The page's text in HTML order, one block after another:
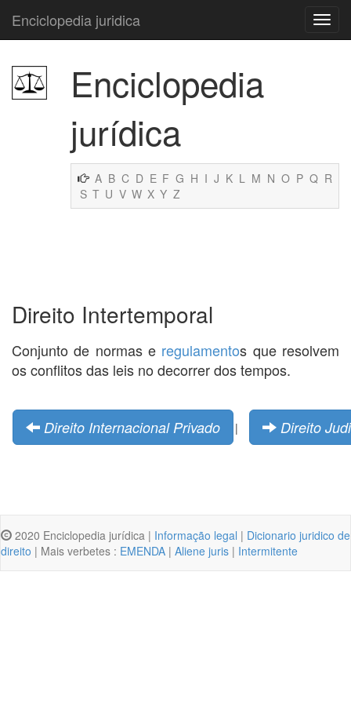
Enciclopedia juridica
Enciclopedia
jurídica
A B C D E F G H I J K L M N O P Q R
S T U V W X Y Z
Direito Intertemporal
Conjunto de normas e regulamentos que resolvem
os conflitos das leis no decorrer dos tempos.
Direito Internacional Privado | Direito
2020 Enciclopedia jurídica | Informação legal | Dicionario juridico de
direito | Mais verbetes : EMENDA | Aliene juris | Intermitente